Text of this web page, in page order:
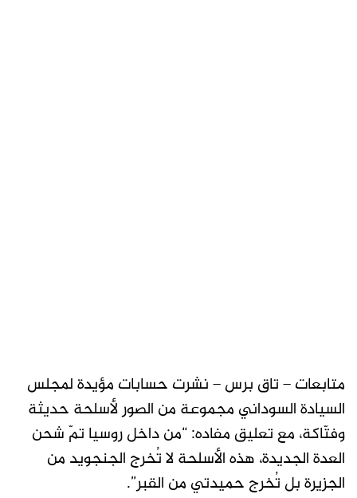
متابعات – تاق برس – نشرت حسابات مؤيدة لمجلس
السيادة السوداني مجموعة من الصور لأسلحة حديثة
وفتّاكة، مع تعليق مفاده: “من داخل روسيا تمّ شحن
العدة الجديدة، هذه الأسلحة لا تُخرج الجنجويد من
الجزيرة بل تُخرج حميدتي من القبر”.